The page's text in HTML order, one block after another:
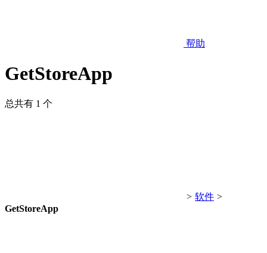
帮助
GetStoreApp
总共有 1 个
> 软件 >
GetStoreApp